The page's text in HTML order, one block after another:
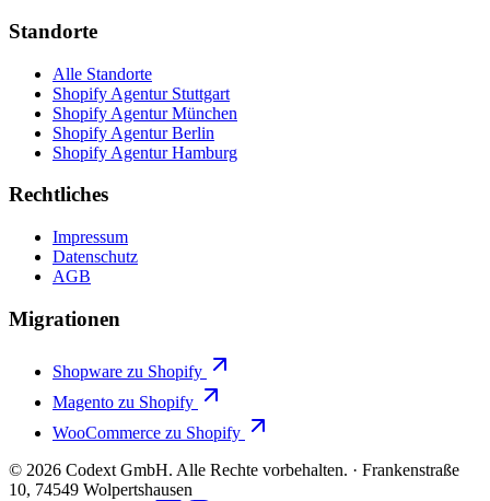
Standorte
Alle Standorte
Shopify Agentur Stuttgart
Shopify Agentur München
Shopify Agentur Berlin
Shopify Agentur Hamburg
Rechtliches
Impressum
Datenschutz
AGB
Migrationen
Shopware zu Shopify
Magento zu Shopify
WooCommerce zu Shopify
© 2026 Codext GmbH. Alle Rechte vorbehalten. · Frankenstraße
10, 74549 Wolpertshausen